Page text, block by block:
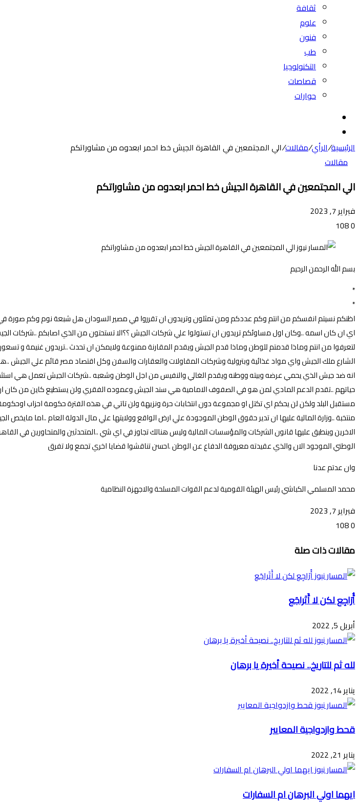
ثقافة
علوم
فنون
طب
التكنولوجيا
قصاصات
حوارات
المظلمالرئيسية/الرأي/مقالات/الي المجتمعين في القاهرة الجيش خط احمر ابعدوه من مشاوراتكم
مقالات
الي المجتمعين في القاهرة الجيش خط احمر ابعدوه من مشاوراتكم
فبراير 7, 2023
0
بسم الله الرحمن الرحيم
*
*
اظنكم نسيتم انفسكم من انتم وكم عددكم ومن تمثلون وتريدون ان تقرروا في مصير السودان هل شبعة نوم وكم صورة
اي ان كان اسمه ..وكان اول مساوئكم تريدون ان تستولوا علي شركات الجيش ؟؟الا تستحتون من الذي اصابكم ..شركات
لتعرفوا من انتم وماذا قدمتم للوطن وماذا قدم الجيش ويقدم المقارنة ممنوعة ولايمكن ان تحدث ..تريدون غنيمة و
الشارع ملك الجيش واي مواد غذائية وبترولية وشركات المقاولات والعقارات والسفن وكل اقتصاد مصر قائم علي الجيش
انه ضد جيش الذي يحمي عرضه وبيته ووطنه ويقدم الغالي والنفيس من اجل الوطن وشعبه ..شركات الجيش تعمل هي
حياتهم ..تقدم الدعم المادي لمن هو في الصفوف الامامية هي سند الجيش وعموده الفقري ولن يستطيع كاين من كان
مستقبل البلد ولكن لن يحكم اي تكتل او مجموعة دون انتخابات حرة ونزيهة ولن تاتي في هذه الفترة حكومة احزاب
منتخبة ..وزارة المالية عليها ان تدير حقوق الوطن الموجودة علي ارض الواقع وولايتها علي مال الدولة العام ..اما
الاخرين وينطبق عليها قانون الشركات والمؤسسات المالية وليس هنالك تجاوز في اي شي ..المتحدثين والمتحاورين
الوطني الموجود الان والذي عقيدته معروفة الدفاع عن الوطن .احسن تناقشوا قضايا اخري تجمع ولا تفرق
وان عدتم عدنا
محمد المسلمي الكباشي رئيس الهيئة القومية لدعم القوات المسلحة والاجهزة النظامية
فبراير 7, 2023
0
عبر
البريد
مقالات ذات صلة
أُرَاجِع لكن لا أَتَراجَع
أبريل 5, 2022
لله ثم للتاريخ.. نصيحة أخيرة يا برهان
يناير 14, 2022
قحط وازدواجية المعايير
يناير 21, 2022
ايهما اولي البرهان ام السفارات